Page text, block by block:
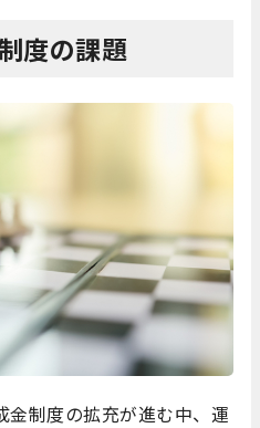
度の課題
金制度の拡充が進む中、運